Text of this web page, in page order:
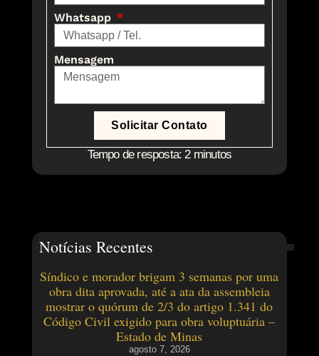
Whatsapp
Mensagem
Solicitar Contato
Tempo de resposta: 2 minutos
Notícias Recentes
Síndico e morador brigam 3 semanas por uma
obra dita aprovada, até a ata da assembleia
mostrar o quórum de 2/3 do artigo 1.341 do
Código Civil exigido para obra voluptuária –
Estado de Minas
agosto 7, 2026